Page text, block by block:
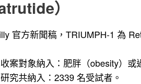
）
官方新聞稿，TRIUMPH-1 為
收案對象納入：肥胖（obesity）
研究共納入：2339 名受試者。